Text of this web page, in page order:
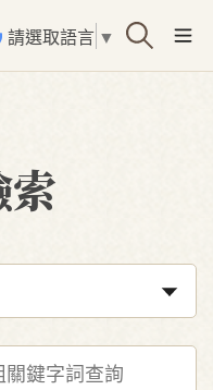
請選取語言 ▼
索